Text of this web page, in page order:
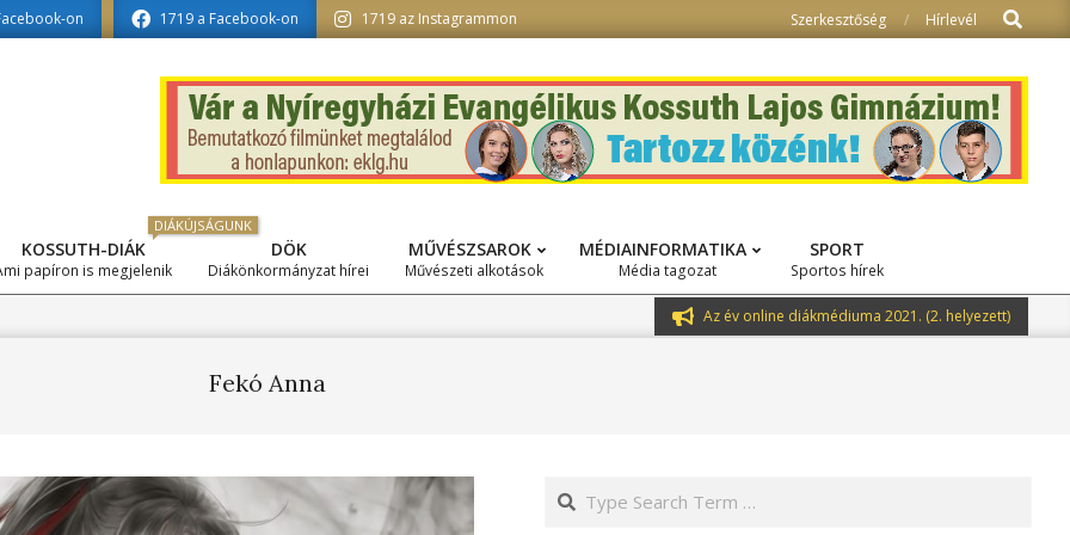
tagozat szerkesztésében
on 1719 a Facebook-on 1719 az Instagrammon Szerkesztőség Hírlevél Search
Primary
Navigation
KOSSUTH-DIÁK
DIÁKÚJSÁGUNK
papíron is megjelenik
DÖK
Diákönkormányzat hírei
MŰVÉSZSAROK
Művészeti alkotások
MÉDIAINFORMATIKA
Média tagozat
SPORT
Sportos hírek
Az év online diákmédiuma 2021. (2. helyezett)
Fekó Anna
Search